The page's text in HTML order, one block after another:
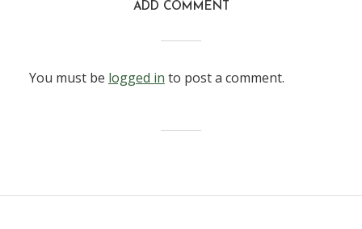
ADD COMMENT
You must be logged in to post a comment.